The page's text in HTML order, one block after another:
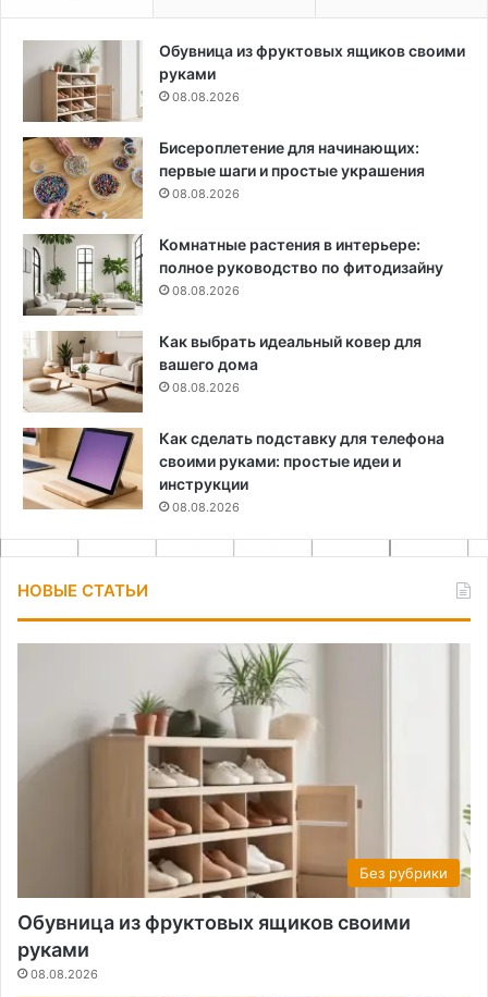
Обувница из фруктовых ящиков своими
руками
08.08.2026
Бисероплетение для начинающих:
первые шаги и простые украшения
08.08.2026
Комнатные растения в интерьере:
полное руководство по фитодизайну
08.08.2026
Как выбрать идеальный ковер для
вашего дома
08.08.2026
Как сделать подставку для телефона
своими руками: простые идеи и
инструкции
08.08.2026
НОВЫЕ СТАТЬИ
Без рубрики
Обувница из фруктовых ящиков своими
руками
08.08.2026